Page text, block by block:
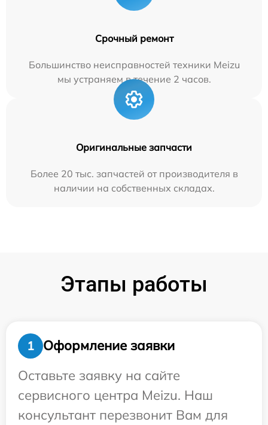
Срочный ремонт
Большинство неисправностей техники Meizu
мы устраняем в течение 2 часов.
Оригинальные запчасти
Более 20 тыс. запчастей от производителя в
наличии на собственных складах.
Этапы работы
1
Оформление заявки
Оставьте заявку на сайте
сервисного центра Meizu. Наш
консультант перезвонит Вам для